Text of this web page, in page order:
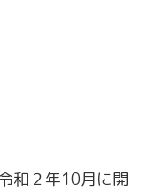
和２年10月に開